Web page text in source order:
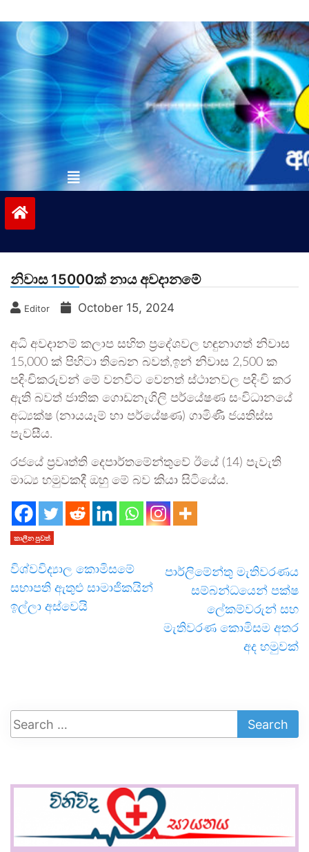
to
contentvinivida.lk
නිවාස 15000ක් නාය අවදානමේ
Editor October 15, 2024
අධි අවදානම් කලාප සහිත ප්‍රදේශවල හඳුනාගත් නිවාස
15,000 ක් පිහිටා තිබෙන බවත්,ඉන් නිවාස 2,500 ක
පදිංචිකරුවන් මේ වනවිට වෙනත් ස්ථානවල පදිංචි කර
ඇති බවත් ජාතික ගොඩනැගිලි පර්යේෂණ සංවිධානයේ
අධ්‍යක්ෂ (නායයෑම් හා පර්යේෂණ) ගාමිණී ජයතිස්ස
පැවසීය.
රජයේ ප්‍රවෘත්ති දෙපාර්තමේන්තුවේ ඊයේ (14) පැවැති
මාධ්‍ය හමුවකදී ඔහු මේ බව කියා සිටියේය.
කාලීන පුවත්
විශ්වවිද්‍යාල කොමිසමේ
සභාපති ඇතුළු සාමාජිකයින්
ඉල්ලා අස්වෙයි
පාර්ලිමේන්තු මැතිවරණය
සම්බන්ධයෙන් පක්ෂ
ලේකම්වරුන් සහ
මැතිවරණ කොමිසම අතර
අද හමුවක්